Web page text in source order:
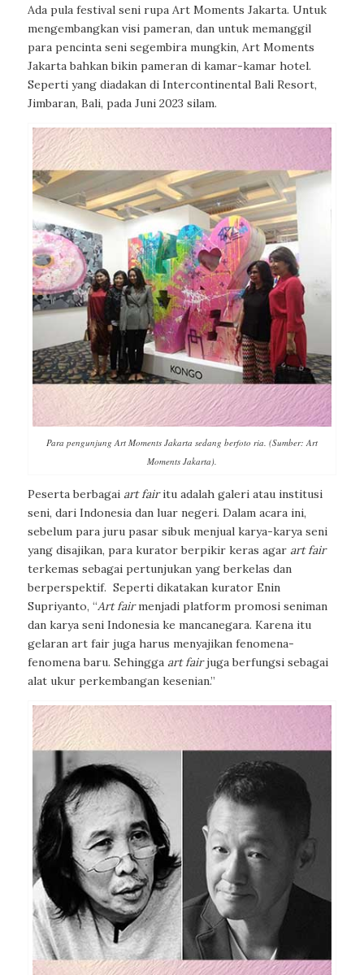
Ada pula festival seni rupa Art Moments Jakarta. Untuk
mengembangkan visi pameran, dan untuk memanggil
para pencinta seni segembira mungkin, Art Moments
Jakarta bahkan bikin pameran di kamar-kamar hotel.
Seperti yang diadakan di Intercontinental Bali Resort,
Jimbaran, Bali, pada Juni 2023 silam.
Para pengunjung Art Moments Jakarta sedang berfoto ria. (Sumber: Art
Moments Jakarta).
Peserta berbagai art fairitu adalah galeri atau institusi
seni, dari Indonesia dan luar negeri. Dalam acara ini,
sebelum para juru pasar sibuk menjual karya-karya seni
yang disajikan, para kurator berpikir keras agar art fair
terkemas sebagai pertunjukan yang berkelas dan
berperspektif. Seperti dikatakan kurator Enin
Supriyanto, “Art fairmenjadi platform promosi seniman
dan karya seni Indonesia ke mancanegara. Karena itu
gelaran art fairjuga harus menyajikan fenomena-
fenomena baru. Sehingga art fairjuga berfungsi sebagai
alat ukur perkembangan kesenian.”